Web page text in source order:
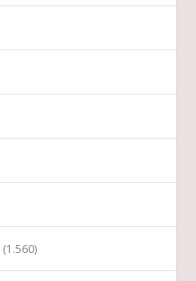
(1.560)